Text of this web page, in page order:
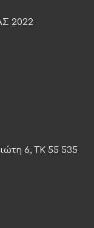
2022
6, ΤΚ 55 535